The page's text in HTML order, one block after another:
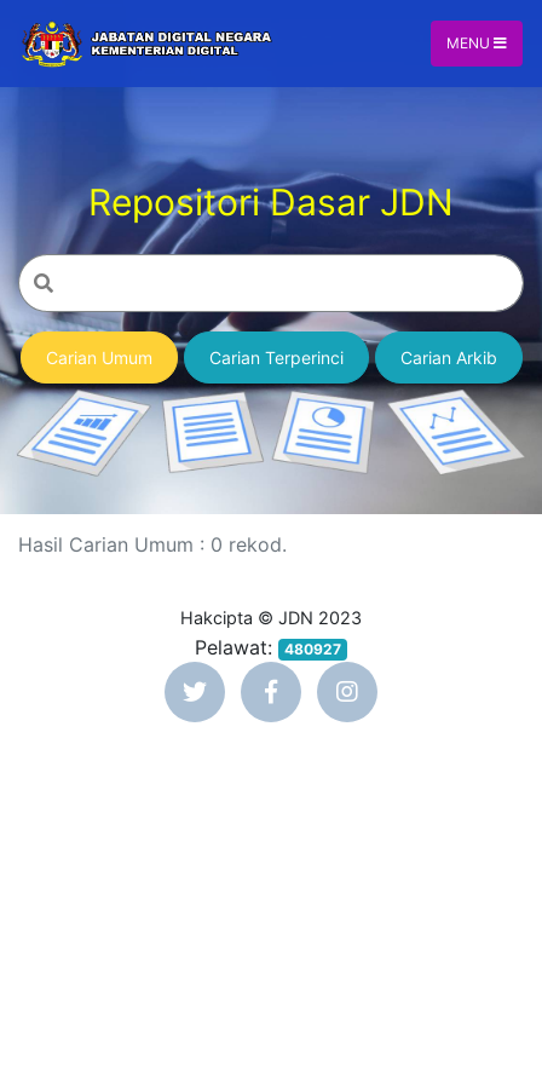
MENU
Repositori Dasar JDN
Carian Umum Carian Terperinci Carian Arkib
Hasil Carian Umum : 0 rekod.
Hakcipta © JDN 2023
Pelawat: 480927